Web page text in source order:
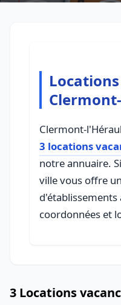
Clermont-
3 locations
notre annuaire.
ville vous offre
d'établissements
coordonnées et
3 Locations